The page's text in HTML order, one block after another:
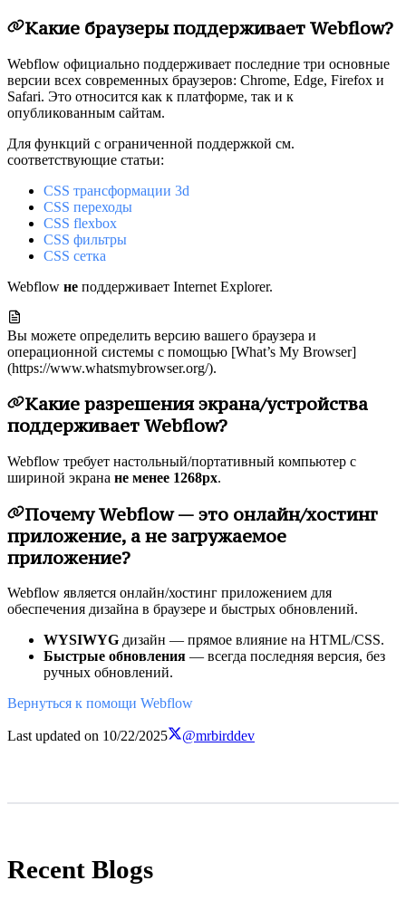
Какие браузеры поддерживает Webflow?
Webflow официально поддерживает последние три основные
версии всех современных браузеров: Chrome, Edge, Firefox и
Safari. Это относится как к платформе, так и к
опубликованным сайтам.
Для функций с ограниченной поддержкой см.
соответствующие статьи:
CSS трансформации 3d
CSS переходы
CSS flexbox
CSS фильтры
CSS сетка
Webflow не поддерживает Internet Explorer.
Вы можете определить версию вашего браузера и
операционной системы с помощью [What’s My Browser]
(https://www.whatsmybrowser.org/).
Какие разрешения экрана/устройства
поддерживает Webflow?
Webflow требует настольный/портативный компьютер с
шириной экрана не менее 1268px.
Почему Webflow — это онлайн/хостинг
приложение, а не загружаемое
приложение?
Webflow является онлайн/хостинг приложением для
обеспечения дизайна в браузере и быстрых обновлений.
WYSIWYG дизайн — прямое влияние на HTML/CSS.
Быстрые обновления — всегда последняя версия, без
ручных обновлений.
Вернуться к помощи Webflow
Last updated on 10/22/2025 @mrbirddev
Recent Blogs